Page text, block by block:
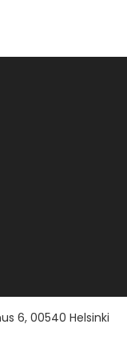
6, 00540 Helsinki